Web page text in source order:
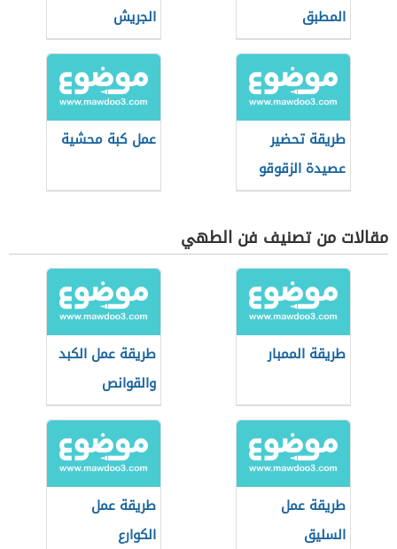
المطبق
الجريش
طريقة تحضير
عصيدة الزقوقو
عمل كبة محشية
مقالات من تصنيف فن الطهي
طريقة الممبار
طريقة عمل الكبد
والقوانص
طريقة عمل
السليق
طريقة عمل
الكوارع